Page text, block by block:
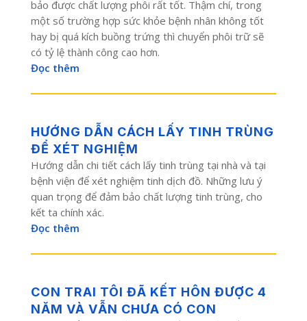
bảo được chất lượng phôi rất tốt. Thậm chí, trong
một số trường hợp sức khỏe bệnh nhân không tốt
hay bị quá kích buồng trứng thì chuyển phôi trữ sẽ
có tỷ lệ thành công cao hơn.
Đọc thêm
HƯỚNG DẪN CÁCH LẤY TINH TRÙNG
ĐỂ XÉT NGHIỆM
Hướng dẫn chi tiết cách lấy tinh trùng tại nhà và tại
bệnh viện để xét nghiệm tinh dịch đồ. Những lưu ý
quan trọng để đảm bảo chất lượng tinh trùng, cho
kết ta chính xác.
Đọc thêm
CON TRAI TÔI ĐÃ KẾT HÔN ĐƯỢC 4
NĂM VÀ VẪN CHƯA CÓ CON